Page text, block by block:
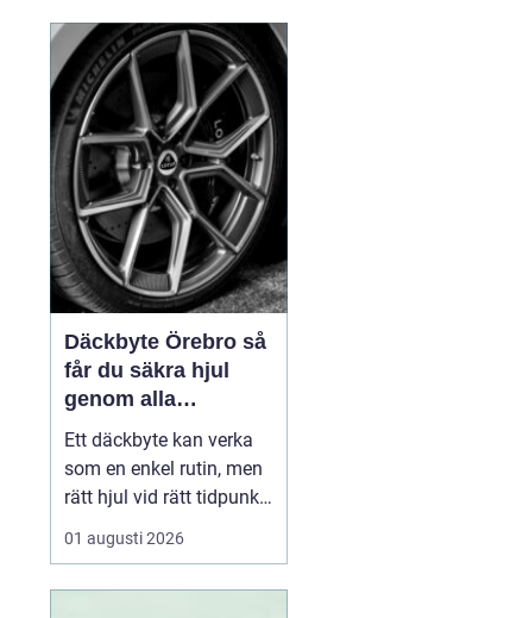
drivlina börjar ge sig
avgör valet av delar hur
bilen kommer att fu...
Däckbyte Örebro så
får du säkra hjul
genom alla
säsonger
Ett däckbyte kan verka
som en enkel rutin, men
rätt hjul vid rätt tidpunkt
är avgörande för både
säkerhet, komfort och
01 augusti 2026